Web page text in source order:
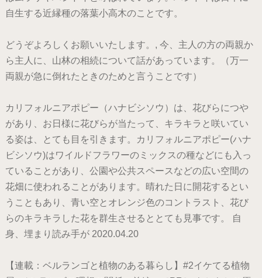
自生する近縁種の落葉小高木のことです。
どうぞよろしくお願いいたします。, 今、主人の方の両親か
ら主人に、山林の相続について話があっています。（万一
両親が急に倒れたときのためと言うことです）
カリフォルニアポピー（ハナビシソウ）は、花びらにつや
があり、お日様に花びらが当たって、キラキラと咲いてい
る姿は、とても目を引きます。カリフォルニアポピー(ハナ
ビシソウ)はワイルドフラワーのミックスの種などにも入っ
ていることがあり、公園や公共スペースなどの広い空間の
花畑に使われることがあります。晴れた日に開花するとい
うこともあり、青い空とオレンジ色のコントラスト、花び
らのキラキラした花を群生させるととても見事です。 自
身、埋まり読み手が 2020.04.20
【連載：ベルランゴと植物のある暮らし】#2イケてる植物